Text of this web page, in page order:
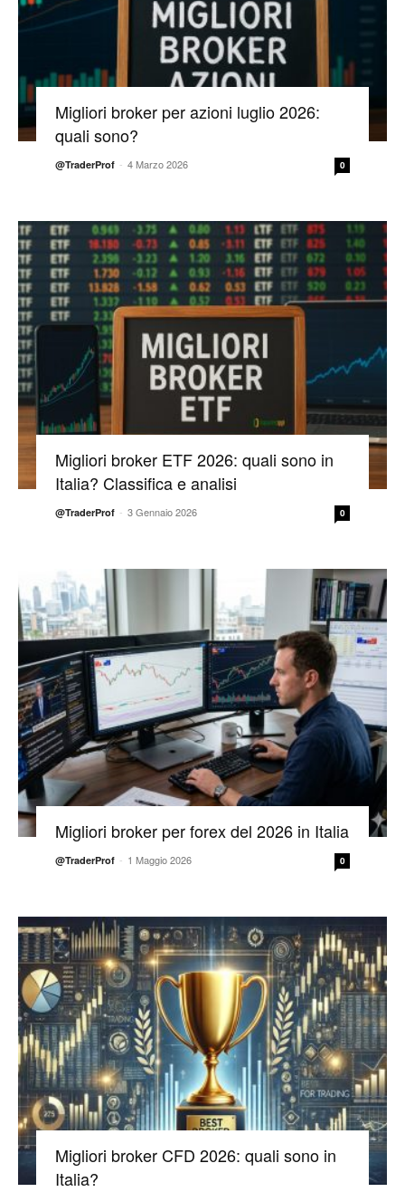
Migliori broker per azioni luglio 2026:
quali sono?
@TraderProf - 4 Marzo 2026 0
Migliori broker ETF 2026: quali sono in
Italia? Classifica e analisi
@TraderProf - 3 Gennaio 2026 0
Migliori broker per forex del 2026 in Italia
@TraderProf - 1 Maggio 2026 0
Migliori broker CFD 2026: quali sono in
Italia?